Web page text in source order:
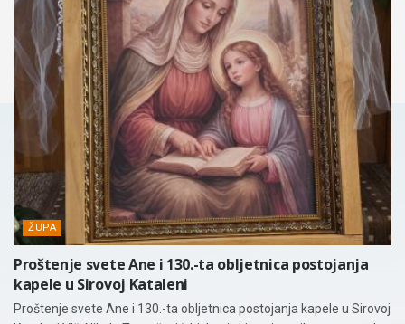
ŽUPA
Proštenje svete Ane i 130.-ta obljetnica postojanja
kapele u Sirovoj Kataleni
Proštenje svete Ane i 130.-ta obljetnica postojanja kapele u Sirovoj